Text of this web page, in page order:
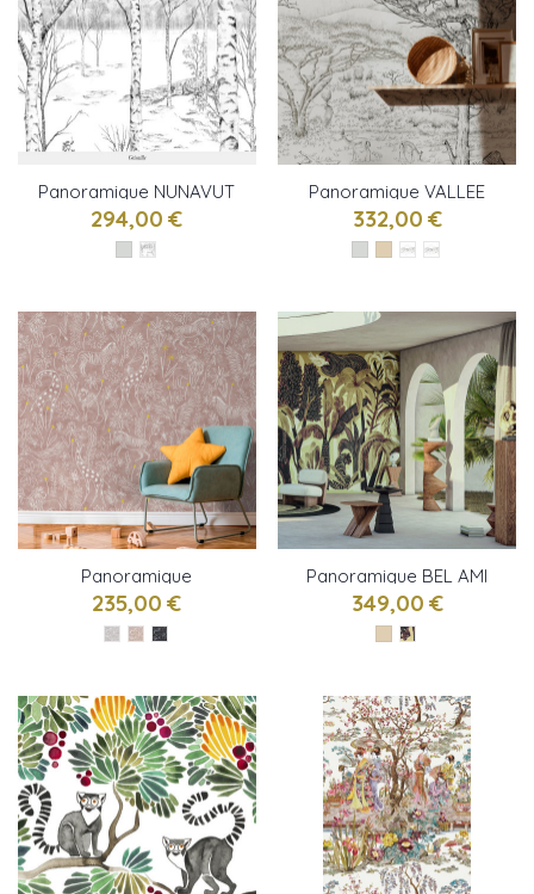
Panoramique NUNAVUT
de Isidore LEROY
294,00 €
Panoramique VALLEE
DU RIFT de Isidore
LEROY
332,00 €
Panoramique
SERENGETI de Isidore
LEROY
235,00 €
Panoramique BEL AMI
de Elitis
349,00 €